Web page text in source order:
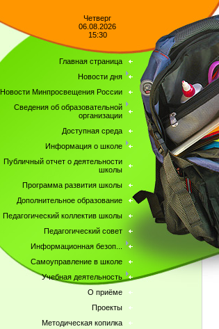
Четверг
06.08.2026
15:30
Главная страница
Новости дня
Новости Минпросвещения России
Сведения об образовательной
организации
Доступная среда
Информация о школе
Публичный отчет о деятельности
школы
Программа развития школы
Дополнительное образование
Педагогический коллектив школы
Педагогический совет
Информационная безоп...
Самоуправление в школе
Учебная деятельность
О приёме
Проекты
Методическая копилка